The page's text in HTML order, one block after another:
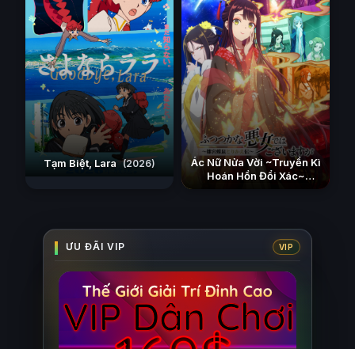
Tạm Biệt, Lara (2026)
Ác Nữ Nửa Vời ~Truyền Kì
Hoán Hồn Đổi Xác~